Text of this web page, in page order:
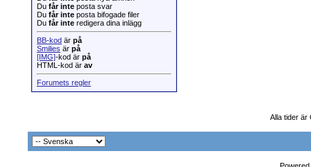
Du får inte posta svar
Du får inte posta bifogade filer
Du får inte redigera dina inlägg
BB-kod är på
Smilies är på
[IMG]-kod är på
HTML-kod är av
Forumets regler
Alla tider är